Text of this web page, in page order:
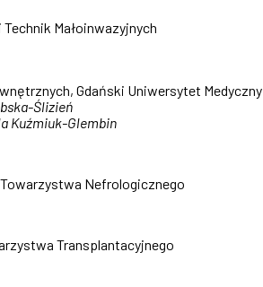
Małoinwazyjnych
Gdański Uniwersytet Medyczny
Ślizień
Kuźmiuk-Glembin
Nefrologicznego
Transplantacyjnego